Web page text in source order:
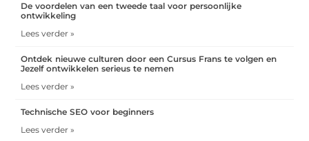
De voordelen van een tweede taal voor persoonlijke
ontwikkeling
Lees verder »
Ontdek nieuwe culturen door een Cursus Frans te volgen en
Jezelf ontwikkelen serieus te nemen
Lees verder »
Technische SEO voor beginners
Lees verder »